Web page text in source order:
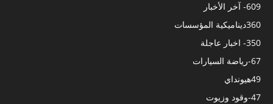
- آخر الأخبار609
ديناميكية المؤسسات360
- اخبار عاجلة350
-رياضة السيارات67
هيونداي49
-وقود وزيوت47